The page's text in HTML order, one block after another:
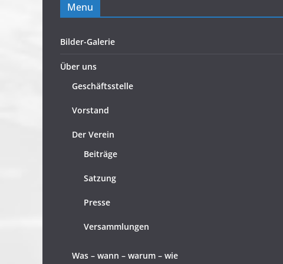
Menu
Bilder-Galerie
Über uns
Geschäftsstelle
Vorstand
Der Verein
Beiträge
Satzung
Presse
Versammlungen
Was – wann – warum – wie